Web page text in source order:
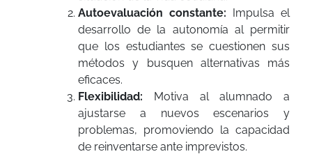
Autoevaluación constante: Impulsa el
desarrollo de la autonomía al permitir
que los estudiantes se cuestionen sus
métodos y busquen alternativas más
eficaces.
Flexibilidad: Motiva al alumnado a
ajustarse a nuevos escenarios y
problemas, promoviendo la capacidad
de reinventarse ante imprevistos.